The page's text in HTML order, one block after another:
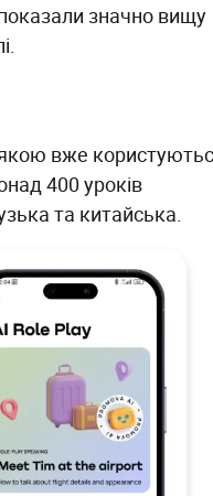
значно вищу
вже
400 уроків
та китайська.